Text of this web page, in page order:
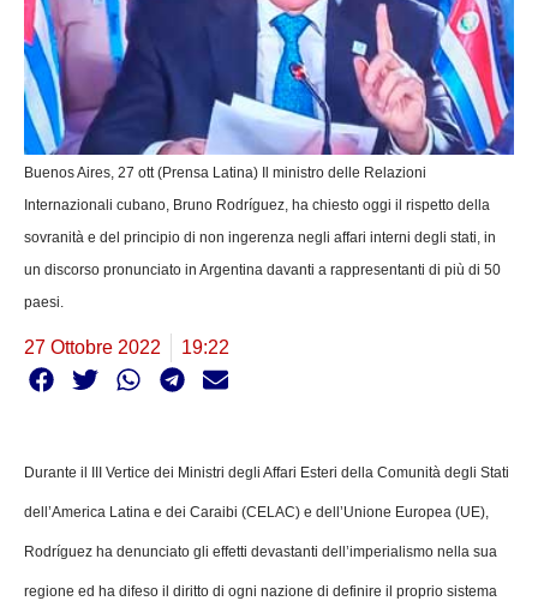
Buenos Aires, 27 ott (Prensa Latina) Il ministro delle Relazioni
Internazionali cubano, Bruno Rodríguez, ha chiesto oggi il rispetto della
sovranità e del principio di non ingerenza negli affari interni degli stati, in
un discorso pronunciato in Argentina davanti a rappresentanti di più di 50
paesi.
27 Ottobre 2022 19:22
Durante il III Vertice dei Ministri degli Affari Esteri della Comunità degli Stati
dell’America Latina e dei Caraibi (CELAC) e dell’Unione Europea (UE),
Rodríguez ha denunciato gli effetti devastanti dell’imperialismo nella sua
regione ed ha difeso il diritto di ogni nazione di definire il proprio sistema